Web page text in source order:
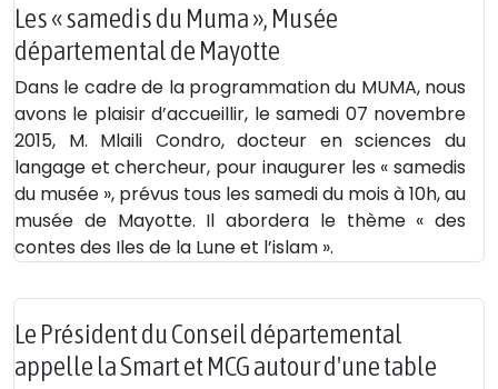
Les « samedis du Muma », Musée
départemental de Mayotte
Dans le cadre de la programmation du MUMA, nous
avons le plaisir d’accueillir, le samedi 07 novembre
2015, M. Mlaili Condro, docteur en sciences du
langage et chercheur, pour inaugurer les « samedis
du musée », prévus tous les samedi du mois à 10h, au
musée de Mayotte. Il abordera le thème « des
contes des Iles de la Lune et l’islam ».
Le Président du Conseil départemental
appelle la Smart et MCG autour d'une table